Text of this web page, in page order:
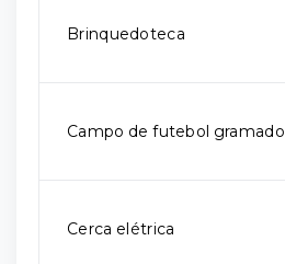
Brinquedoteca
Campo de futebol gramado
Cerca elétrica